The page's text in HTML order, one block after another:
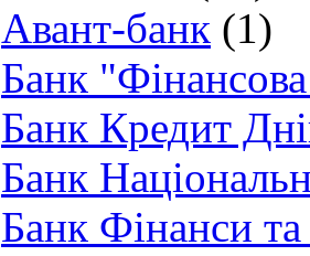
Авант-банк (1)
Банк "Фінансова
Банк Кредит
Банк
Банк Фінанси